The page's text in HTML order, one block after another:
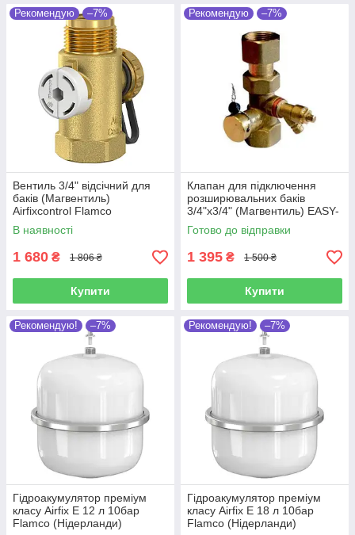
Рекомендую –7%
Вентиль 3/4" відсічний для
баків (Магвентиль)
Airfixcontrol Flamco
(Нідерланди) 28930
В наявності
1 680 ₴ 1 806 ₴
Купити
Рекомендую –7%
Клапан для підключення
розширювальних баків
3/4"х3/4" (Магвентиль) EASY-
K 3/4" (Італія)
Готово до відправки
1 395 ₴ 1 500 ₴
Купити
Рекомендую! –7%
Гідроакумулятор преміум
класу Airfix E 12 л 10бар
Flamco (Нідерланди)
Рекомендую! –7%
Гідроакумулятор преміум
класу Airfix E 18 л 10бар
Flamco (Нідерланди)